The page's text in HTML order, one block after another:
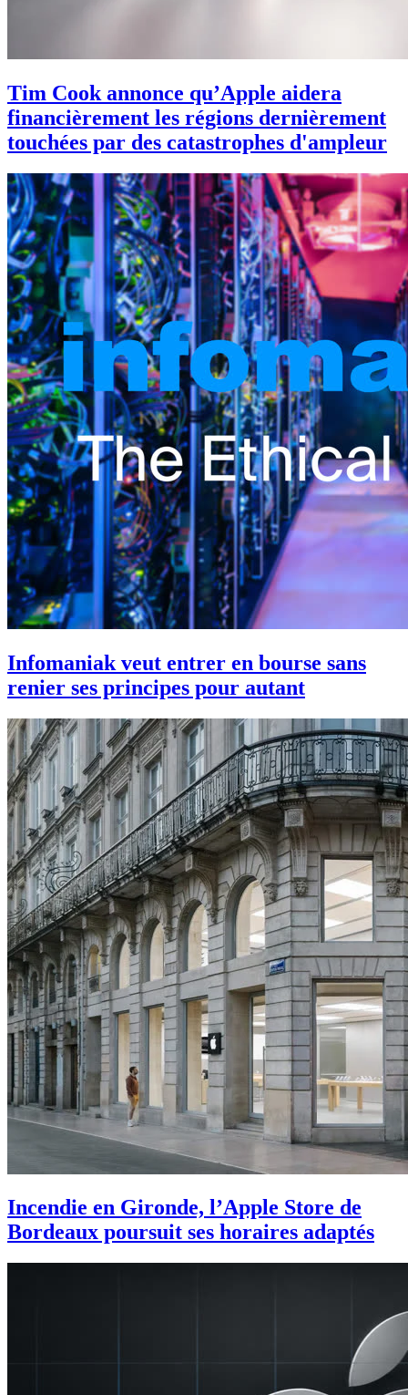
Tim Cook annonce qu’Apple aidera
financièrement les régions dernièrement
touchées par des catastrophes d'ampleur
Infomaniak veut entrer en bourse sans
renier ses principes pour autant
Incendie en Gironde, l’Apple Store de
Bordeaux poursuit ses horaires adaptés